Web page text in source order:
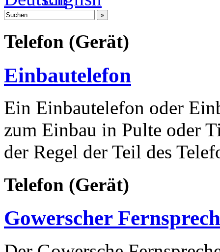
Telefon (Gerät)
Einbautelefon
Ein Einbautelefon oder
zum Einbau in Pulte oder
der Regel der Teil des
Telefon (Gerät)
Gowerscher